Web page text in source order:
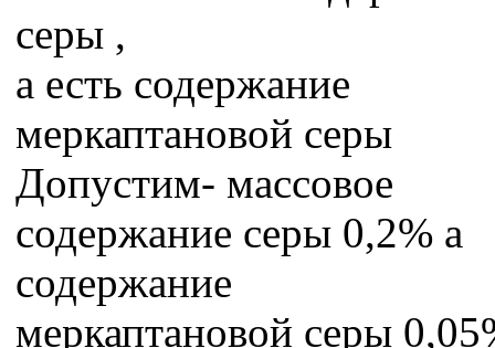
серы ,
а есть содержание
меркаптановой серы
Допустим- массовое
содержание серы 0,2% а
содержание
меркаптановой серы